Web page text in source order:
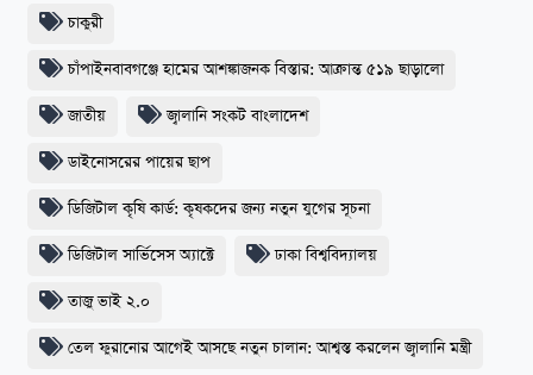
চাকুরী
​চাঁপাইনবাবগঞ্জে হামের আশঙ্কাজনক বিস্তার: আক্রান্ত ৫১৯ ছাড়ালো
জাতীয় জ্বালানি সংকট বাংলাদেশ
ডাইনোসরের পায়ের ছাপ
ডিজিটাল কৃষি কার্ড: কৃষকদের জন্য নতুন যুগের সূচনা
ডিজিটাল সার্ভিসেস অ্যাক্টে ঢাকা বিশ্ববিদ্যালয়
তাজু ভাই ২.০
তেল ফুরানোর আগেই আসছে নতুন চালান: আশ্বস্ত করলেন জ্বালানি মন্ত্রী